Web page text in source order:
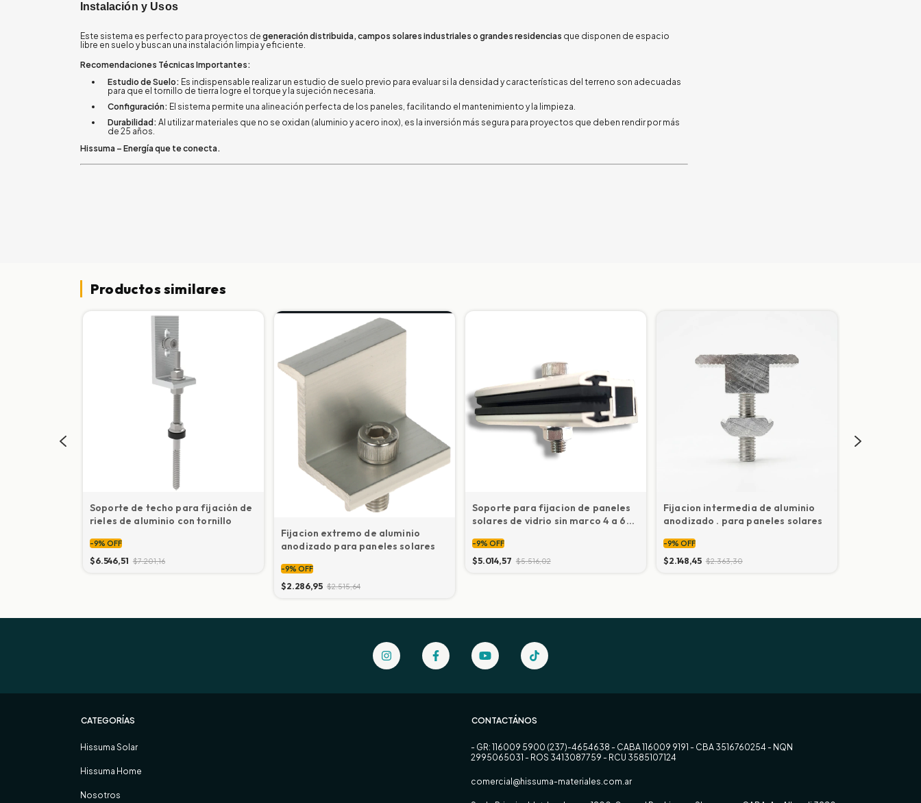
Instalación y Usos
Este sistema es perfecto para proyectos de generación distribuida, campos solares industriales o grandes residencias que disponen de espacio
libre en suelo y buscan una instalación limpia y eficiente.
Recomendaciones Técnicas Importantes:
Estudio de Suelo: Es indispensable realizar un estudio de suelo previo para evaluar si la densidad y características del terreno son adecuadas
para que el tornillo de tierra logre el torque y la sujeción necesaria.
Configuración: El sistema permite una alineación perfecta de los paneles, facilitando el mantenimiento y la limpieza.
Durabilidad: Al utilizar materiales que no se oxidan (aluminio y acero inox), es la inversión más segura para proyectos que deben rendir por más
de 25 años.
Hissuma – Energía que te conecta.
Productos similares
Soporte de techo para fijación de
rieles de aluminio con tornillo
-9% OFF
$6.546,51 $7.201,16
Fijacion extremo de aluminio
anodizado para paneles solares
-9% OFF
$2.286,95 $2.515,64
Soporte para fijacion de paneles
solares de vidrio sin marco 4 a 6
-9% OFF
$5.014,57 $5.516,02
Fijacion intermedia de aluminio
anodizado . para paneles solares
-9% OFF
$2.148,45 $2.363,30
CATEGORÍAS
Hissuma Solar
Hissuma Home
Nosotros
CONTACTÁNOS
- GR: 116009 5900 (237)-4654638 - CABA 116009 9191 - CBA 3516760254 - NQN
2995065031 - ROS 3413087759 - RCU 3585107124
comercial@hissuma-materiales.com.ar